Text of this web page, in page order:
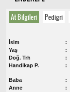
At Bilgileri Pedigri
İsim
Yaş
Doğ. Trh
Handikap P.
Baba
Anne